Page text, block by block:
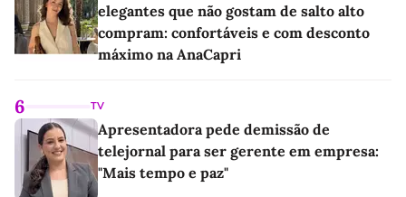
elegantes que não gostam de salto alto
compram: confortáveis e com desconto
máximo na AnaCapri
6 TV
Apresentadora pede demissão de
telejornal para ser gerente em empresa:
"Mais tempo e paz"